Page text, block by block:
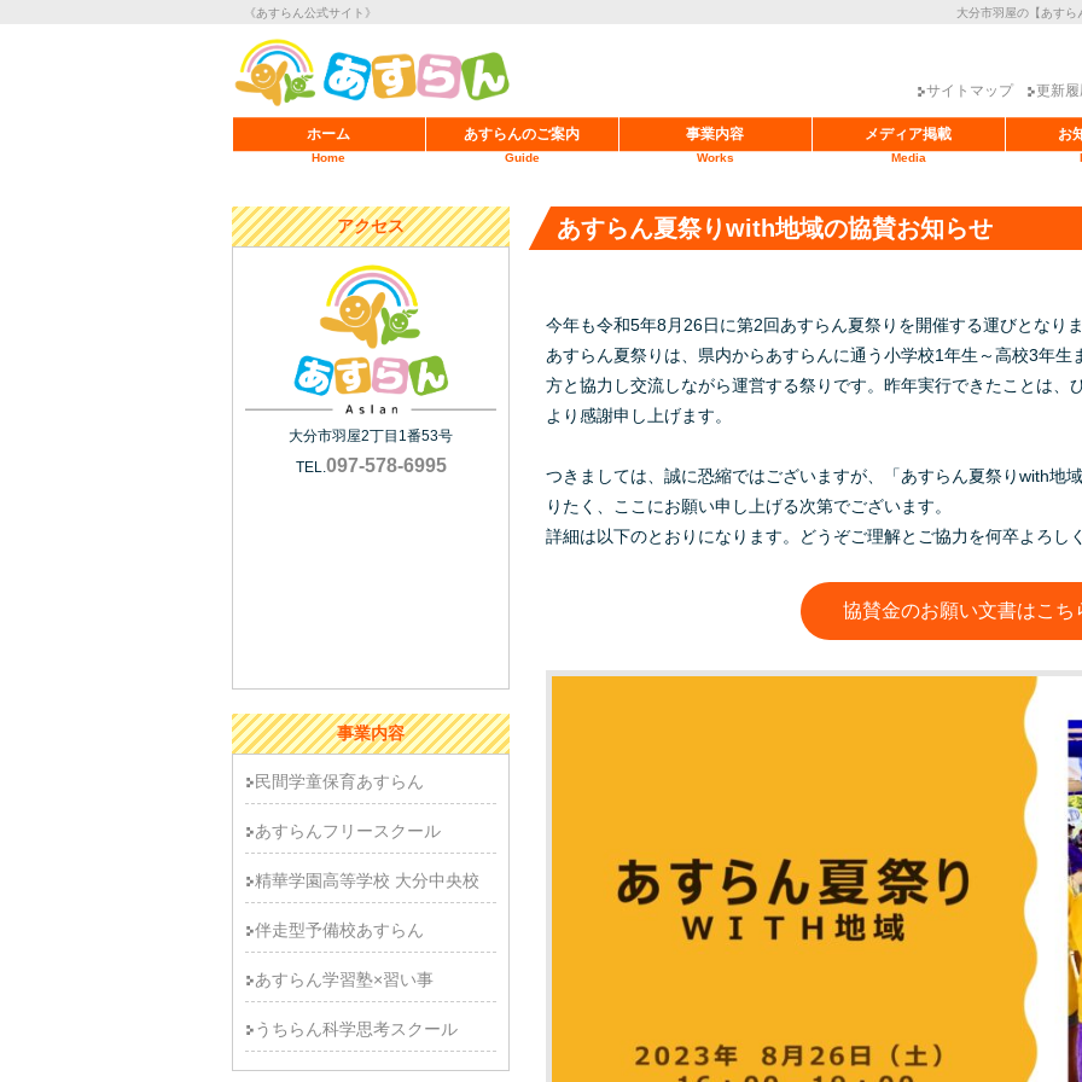
《あすらん公式サイト》 大分市羽屋の【あす
サイトマップ 更新
ホーム
Home
あすらんのご案内
Guide
事業内容
Works
メディア掲載
Media
お
あすらん夏祭りwith地域の協賛お知らせ
今年も令和5年8月26日に第2回あすらん夏祭りを開催する運びとなり
あすらん夏祭りは、県内からあすらんに通う小学校1年生～高校3年
方と協力し交流しながら運営する祭りです。昨年実行できたことは、
より感謝申し上げます。
つきましては、誠に恐縮ではございますが、「あすらん夏祭りwith地
りたく、ここにお願い申し上げる次第でございます。
詳細は以下のとおりになります。どうぞご理解とご協力を何卒よろし
協賛金のお願い文書はこち
アクセス
大分市羽屋2丁目1番53号
TEL. 097-578-6995
事業内容
民間学童保育あすらん
あすらんフリースクール
精華学園高等学校 大分中央校
伴走型予備校あすらん
あすらん学習塾×習い事
うちらん科学思考スクール